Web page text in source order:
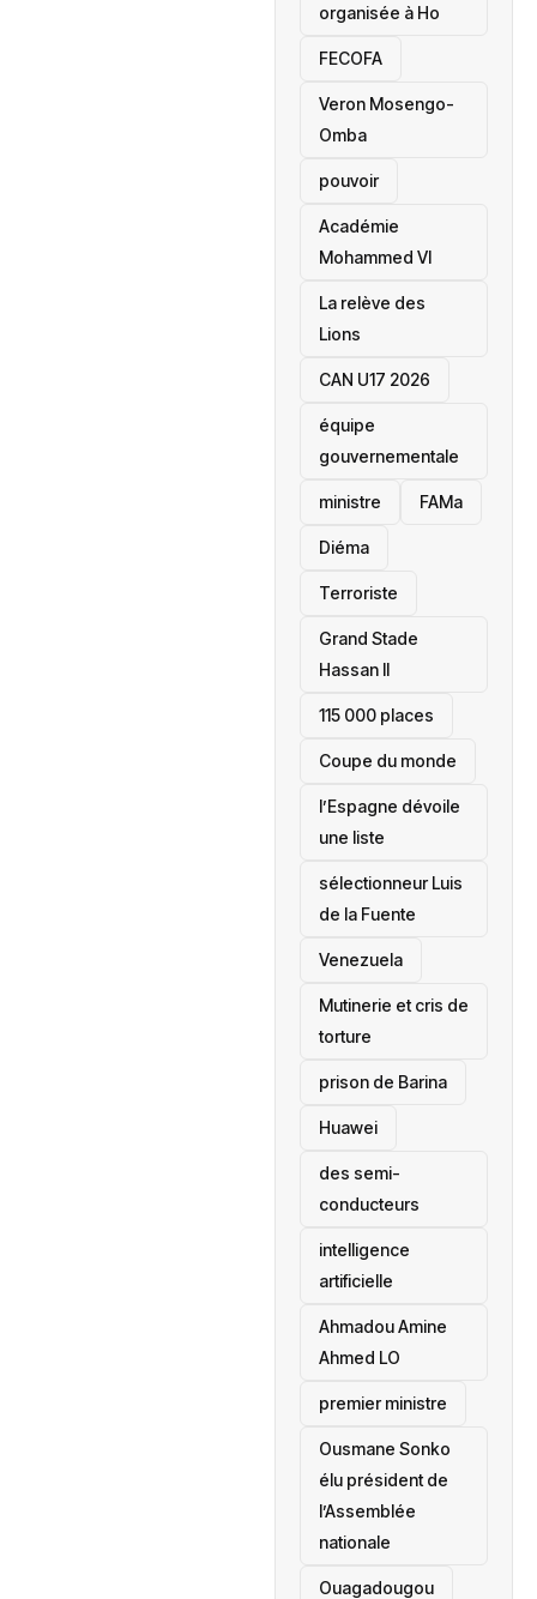
organisée à Ho
‎FECOFA
Veron Mosengo-
Omba
pouvoir
Académie
Mohammed VI
La relève des
Lions
CAN U17 2026
équipe
gouvernementale
ministre FAMa
Diéma
Terroriste
Grand Stade
Hassan II
115 000 places
‎Coupe du monde
l’Espagne dévoile
une liste
sélectionneur Luis
de la Fuente
‎Venezuela
Mutinerie et cris de
torture
prison de Barina
Huawei
des semi-
conducteurs
intelligence
artificielle
Ahmadou Amine
Ahmed LO
premier ministre
Ousmane Sonko
élu président de
l’Assemblée
nationale
‎Ouagadougou